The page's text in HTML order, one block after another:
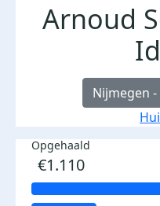
Arnoud
Nijmegen
Opgehaald
€1.110